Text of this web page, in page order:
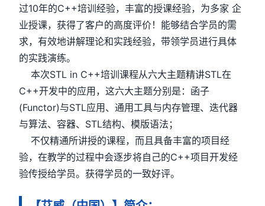
过10年的C++培训经验，丰富的授课经验，为多家 企
业授课，获得了客户的高度评价！能够结合学员的需
求，有效地讲解理论和实践经验，带领学员进行具体
的实践演练。
本次STL in C++培训课程从六大主题精讲STL在
C++开发中的应用，这六大主题分别是：函子
(Functor)与STL应用、通用工具与内存管理、迭代器
与算法、容器、STL结构、模版语法；
不仅精通所讲授的课程，而且具备丰富的项目经
验，在教学的过程中会逐步将自己的C++项目开发经
验传授给学员。获得学员的一致好评。